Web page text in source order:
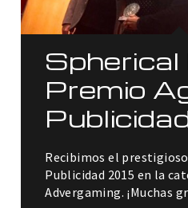
Spherical
Premio
Recibimos el
Publicidad 2015 en la
Advergaming. ¡Muchas